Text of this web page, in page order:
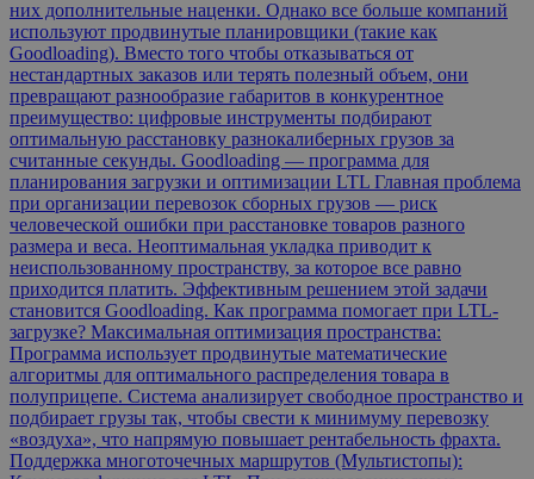
них дополнительные наценки. Однако все больше компаний
используют продвинутые планировщики (такие как
Goodloading). Вместо того чтобы отказываться от
нестандартных заказов или терять полезный объем, они
превращают разнообразие габаритов в конкурентное
преимущество: цифровые инструменты подбирают
оптимальную расстановку разнокалиберных грузов за
считанные секунды. Goodloading — программа для
планирования загрузки и оптимизации LTL Главная проблема
при организации перевозок сборных грузов — риск
человеческой ошибки при расстановке товаров разного
размера и веса. Неоптимальная укладка приводит к
неиспользованному пространству, за которое все равно
приходится платить. Эффективным решением этой задачи
становится Goodloading. Как программа помогает при LTL-
загрузке? Максимальная оптимизация пространства:
Программа использует продвинутые математические
алгоритмы для оптимального распределения товара в
полуприцепе. Система анализирует свободное пространство и
подбирает грузы так, чтобы свести к минимуму перевозку
«воздуха», что напрямую повышает рентабельность фрахта.
Поддержка многоточечных маршрутов (Мультистопы):